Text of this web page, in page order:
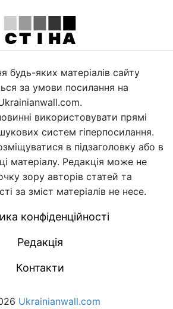
будь-яких матеріалів сайту
за умови посилання на
використовувати прямі
систем гіперпосилання.
в підзаголовку або в
матеріалу. Редакція може не
зору авторів статей та
за зміст матеріалів не несе.
конфіденційності
Редакція
Контакти
Ukrainianwall.com